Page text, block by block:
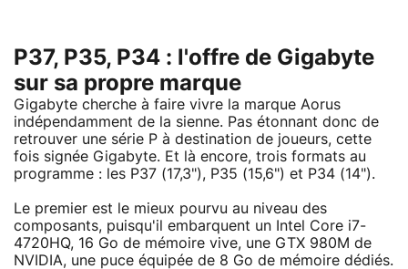
P37, P35, P34 : l'offre de Gigabyte
sur sa propre marque
Gigabyte cherche à faire vivre la marque Aorus
indépendamment de la sienne. Pas étonnant donc de
retrouver une série P à destination de joueurs, cette
fois signée Gigabyte. Et là encore, trois formats au
programme : les P37 (17,3"), P35 (15,6") et P34 (14").
Le premier est le mieux pourvu au niveau des
composants, puisqu'il embarquent un Intel Core i7-
4720HQ, 16 Go de mémoire vive, une GTX 980M de
NVIDIA, une puce équipée de 8 Go de mémoire dédiés.